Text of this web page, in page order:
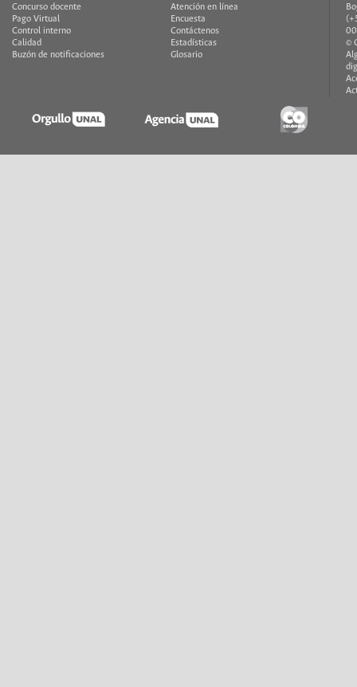
Concurso docente
Pago Virtual
Control interno
Calidad
Buzón de notificaciones
Atención en línea
Encuesta
Contáctenos
Estadísticas
Glosario
©